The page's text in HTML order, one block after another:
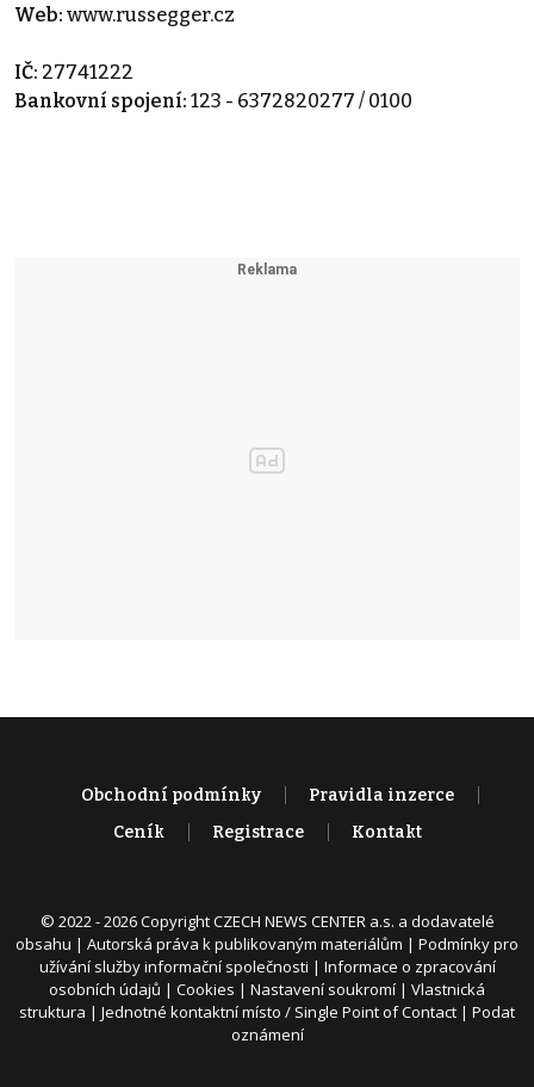
Web: www.russegger.cz
IČ: 27741222
Bankovní spojení: 123 - 6372820277 / 0100
Obchodní podmínky
Pravidla inzerce
Ceník
Registrace Kontakt
© 2022 - 2026 Copyright CZECH NEWS CENTER a.s. a dodavatelé
obsahu | Autorská práva k publikovaným materiálům | Podmínky pro
užívání služby informační společnosti | Informace o zpracování
osobních údajů | Cookies | Nastavení soukromí | Vlastnická
struktura | Jednotné kontaktní místo / Single Point of Contact | Podat
oznámení